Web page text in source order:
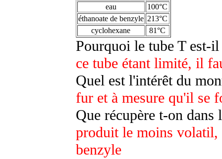
eau
100°C
éthanoate de benzyle 213°C
cyclohexane
81°C
Pourquoi le tube T est-
ce tube étant limité, il
Quel est l'intérêt du
fur et à mesure qu'il se
Que récupère t-on
produit le moins volatil,
benzyle